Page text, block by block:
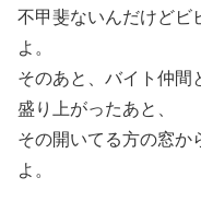
不甲斐ないんだけどビ
よ。
そのあと、バイト仲間
盛り上がったあと、
その開いてる方の窓か
よ。